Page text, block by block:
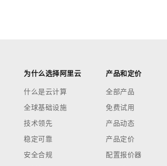
为什么选择阿里云
什么是云计算
全球基础设施
技术领先
稳定可靠
安全合规
产品和定价
全部产品
免费试用
产品动态
产品定价
配置报价器